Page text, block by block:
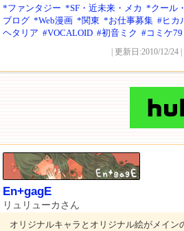
*ファンタジー *SF・近未来・メカ *クール
ブログ *Web漫画 *関東 *お仕事募集 #ヒカ
ヘタリア #VOCALOID #初音ミク #コミケ79
| 更新日:2010/12/24
En+gagE
リュリューカさん
オリジナルキャラとオリジナル絵がメイン